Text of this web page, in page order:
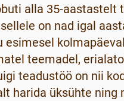
alla 35-aastastelt
on nad igal
esimesel
teemadel,
teadustöö on nii
harida üksühte